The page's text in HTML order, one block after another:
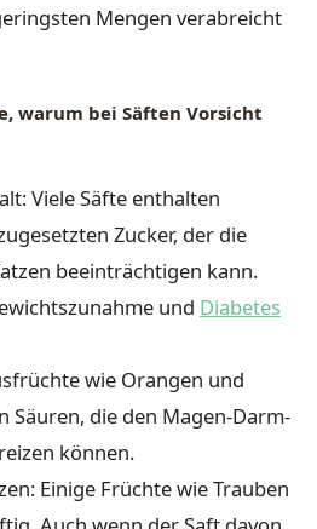
Mengen verabreicht
warum bei Säften Vorsicht
Viele Säfte enthalten
Zucker, der die
beeinträchtigen kann.
und Diabetes
wie Orangen und
Säuren, die den Magen-Darm-
können.
Einige Früchte wie Trauben